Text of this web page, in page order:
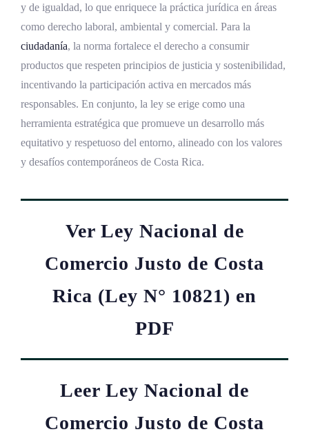
y de igualdad, lo que enriquece la práctica jurídica en áreas
como derecho laboral, ambiental y comercial. Para la
ciudadanía, la norma fortalece el derecho a consumir
productos que respeten principios de justicia y sostenibilidad,
incentivando la participación activa en mercados más
responsables. En conjunto, la ley se erige como una
herramienta estratégica que promueve un desarrollo más
equitativo y respetuoso del entorno, alineado con los valores
y desafíos contemporáneos de Costa Rica.
Ver Ley Nacional de
Comercio Justo de Costa
Rica (Ley N° 10821) en
PDF
Leer Ley Nacional de
Comercio Justo de Costa